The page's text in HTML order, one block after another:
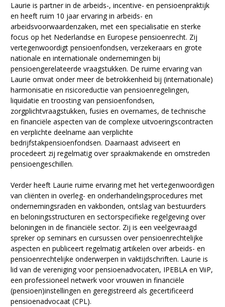
Laurie is partner in de arbeids-, incentive- en pensioenpraktijk
en heeft ruim 10 jaar ervaring in arbeids- en
arbeidsvoorwaardenzaken, met een specialisatie en sterke
focus op het Nederlandse en Europese pensioenrecht. Zij
vertegenwoordigt pensioenfondsen, verzekeraars en grote
nationale en internationale ondernemingen bij
pensioengerelateerde vraagstukken. De ruime ervaring van
Laurie omvat onder meer de betrokkenheid bij (internationale)
harmonisatie en risicoreductie van pensioenregelingen,
liquidatie en troosting van pensioenfondsen,
zorgplichtvraagstukken, fusies en overnames, de technische
en financiële aspecten van de complexe uitvoeringscontracten
en verplichte deelname aan verplichte
bedrijfstakpensioenfondsen. Daarnaast adviseert en
procedeert zij regelmatig over spraakmakende en omstreden
pensioengeschillen.
Verder heeft Laurie ruime ervaring met het vertegenwoordigen
van cliënten in overleg- en onderhandelingsprocedures met
ondernemingsraden en vakbonden, ontslag van bestuurders
en beloningsstructuren en sectorspecifieke regelgeving over
beloningen in de financiële sector. Zij is een veelgevraagd
spreker op seminars en cursussen over pensioenrechtelijke
aspecten en publiceert regelmatig artikelen over arbeids- en
pensioenrechtelijke onderwerpen in vaktijdschriften. Laurie is
lid van de vereniging voor pensioenadvocaten, IPEBLA en ViiP,
een professioneel netwerk voor vrouwen in financiële
(pensioen)instellingen en geregistreerd als gecertificeerd
pensioenadvocaat (CPL).